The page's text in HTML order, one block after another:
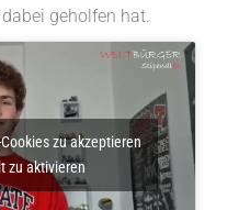
geholfen hat.
zu akzeptieren
zu aktivieren